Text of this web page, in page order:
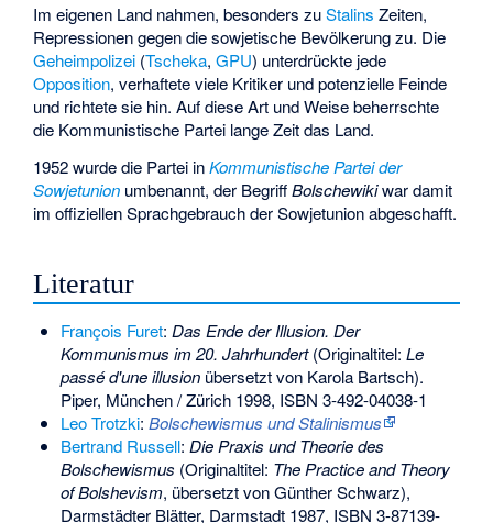
Im eigenen Land nahmen, besonders zuStalins Zeiten,
Repressionen gegen die sowjetische Bevölkerung zu. Die
Geheimpolizei (Tscheka,GPU) unterdrückte jede
Opposition, verhaftete viele Kritiker und potenzielle Feinde
und richtete sie hin. Auf diese Art und Weise beherrschte
die Kommunistische Partei lange Zeit das Land.
1952 wurde die Partei inKommunistische Partei der
Sowjetunion umbenannt, der BegriffBolschewikiwar damit
im offiziellen Sprachgebrauch der Sowjetunion abgeschafft.
Literatur
François Furet: Das Ende der Illusion. Der
Kommunismus im 20. Jahrhundert(Originaltitel: Le
passé d'une illusionübersetzt von Karola Bartsch).
Piper, München / Zürich 1998, ISBN 3-492-04038-1
Leo Trotzki: Bolschewismus und Stalinismus
Bertrand Russell: Die Praxis und Theorie des
Bolschewismus (Originaltitel: The Practice and Theory
of Bolshevism, übersetzt von Günther Schwarz),
Darmstädter Blätter, Darmstadt 1987, ISBN 3-87139-